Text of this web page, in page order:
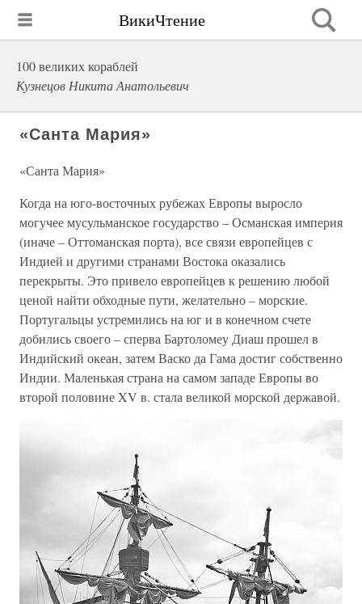
ВикиЧтение
100 великих кораблей
Кузнецов Никита Анатольевич
«Санта Мария»
«Санта Мария»
Когда на юго-восточных рубежах Европы выросло
могучее мусульманское государство – Османская империя
(иначе – Оттоманская порта), все связи европейцев с
Индией и другими странами Востока оказались
перекрыты. Это привело европейцев к решению любой
ценой найти обходные пути, желательно – морские.
Португальцы устремились на юг и в конечном счете
добились своего – сперва Бартоломеу Диаш прошел в
Индийский океан, затем Васко да Гама достиг собственно
Индии. Маленькая страна на самом западе Европы во
второй половине XV в. стала великой морской державой.